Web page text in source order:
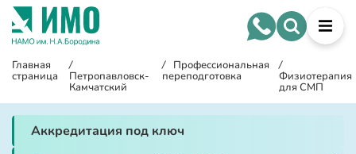
Главная
страница
/
Петропавловск-
Камчатский
/ Профессиональная
переподготовка
/
Физиотерапия
для СМП
Аккредитация под ключ